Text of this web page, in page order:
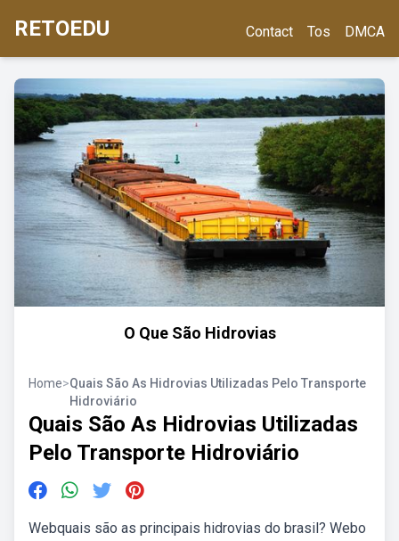
RETOEDU Contact Tos DMCA
O Que São Hidrovias
Home>Quais São As Hidrovias Utilizadas Pelo Transporte
Hidroviário
Quais São As Hidrovias Utilizadas
Pelo Transporte Hidroviário
Webquais são as principais hidrovias do brasil? Webo